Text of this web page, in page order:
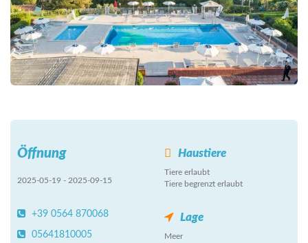
Öffnung
2025-05-19 - 2025-09-15
+39 0564 870068
05641810005
Haustiere
Tiere erlaubt
Tiere begrenzt erlaubt
Lage
Meer